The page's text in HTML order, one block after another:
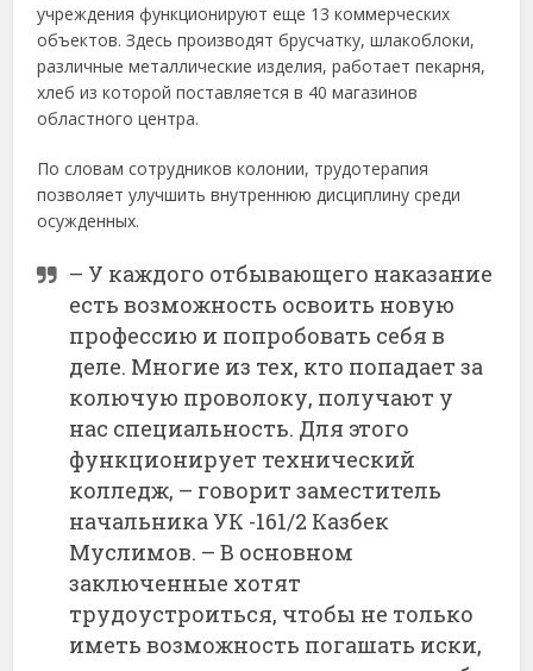
учреждения функционируют еще 13 коммерческих
объектов. Здесь производят брусчатку, шлакоблоки,
различные металлические изделия, работает пекарня,
хлеб из которой поставляется в 40 магазинов
областного центра.
По словам сотрудников колонии, трудотерапия
позволяет улучшить внутреннюю дисциплину среди
осужденных.
– У каждого отбывающего наказание
есть возможность освоить новую
профессию и попробовать себя в
деле. Многие из тех, кто попадает за
колючую проволоку, получают у
нас специальность. Для этого
функционирует технический
колледж, – говорит заместитель
начальника УК -161/2 Казбек
Муслимов. – В основном
заключенные хотят
трудоустроиться, чтобы не только
иметь возможность погашать иски,